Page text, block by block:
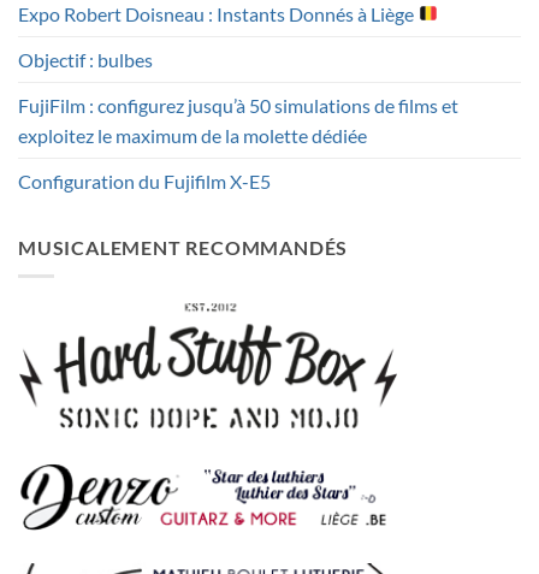
Expo Robert Doisneau : Instants Donnés à Liège
Objectif : bulbes
FujiFilm : configurez jusqu’à 50 simulations de films et
exploitez le maximum de la molette dédiée
Configuration du Fujifilm X-E5
MUSICALEMENT RECOMMANDÉS